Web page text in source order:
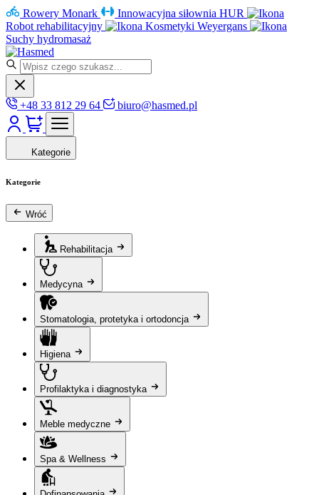
Rowery Monark
Innowacyjna siłownia HUR
Robot rehabilitacyjny
Kosmetyki Weyergans
Suchy hydromasaż
+48 33 812 29 64 biuro@hasmed.pl
Kategorie
Kategorie
Wróć
Rehabilitacja
Medycyna
Stomatologia, protetyka i ortodoncja
Higiena
Profilaktyka i diagnostyka
Meble medyczne
Spa & Wellness